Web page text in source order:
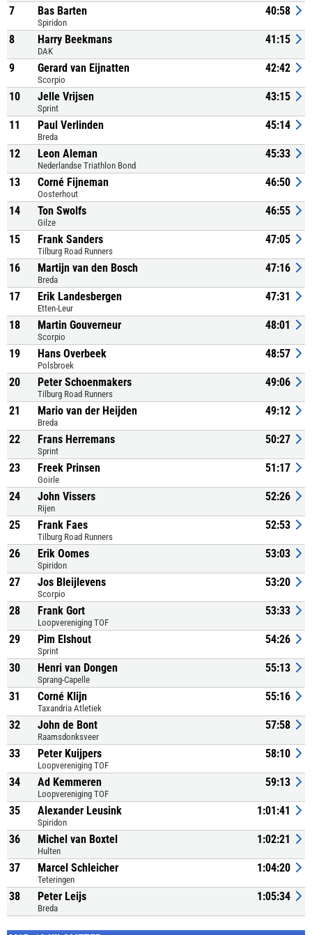
7 Bas Barten
Spiridon
40:58
8 Harry Beekmans
DAK
41:15
9 Gerard van Eijnatten
Scorpio
42:42
10 Jelle Vrijsen
Sprint
43:15
11 Paul Verlinden
Breda
45:14
12 Leon Aleman
Nederlandse Triathlon Bond
45:33
13 Corné Fijneman
Oosterhout
46:50
14 Ton Swolfs
Gilze
46:55
15 Frank Sanders
Tilburg Road Runners
47:05
16 Martijn van den Bosch
Breda
47:16
17 Erik Landesbergen
Etten-Leur
47:31
18 Martin Gouverneur
Scorpio
48:01
19 Hans Overbeek
Polsbroek
48:57
20 Peter Schoenmakers
Tilburg Road Runners
49:06
21 Mario van der Heijden
Breda
49:12
22 Frans Herremans
Sprint
50:27
23 Freek Prinsen
Goirle
51:17
24 John Vissers
Rijen
52:26
25 Frank Faes
Tilburg Road Runners
52:53
26 Erik Oomes
Spiridon
53:03
27 Jos Bleijlevens
Scorpio
53:20
28 Frank Gort
Loopvereniging TOF
53:33
29 Pim Elshout
Sprint
54:26
30 Henri van Dongen
Sprang-Capelle
55:13
31 Corné Klijn
Taxandria Atletiek
55:16
32 John de Bont
Raamsdonksveer
57:58
33 Peter Kuijpers
Loopvereniging TOF
58:10
34 Ad Kemmeren
Loopvereniging TOF
59:13
35 Alexander Leusink
Spiridon
1:01:41
36 Michel van Boxtel
Hulten
1:02:21
37 Marcel Schleicher
Teteringen
1:04:20
38 Peter Leijs
Breda
1:05:34